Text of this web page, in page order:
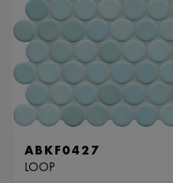
ABKF0427
LOOP